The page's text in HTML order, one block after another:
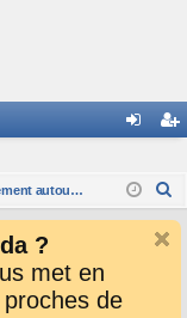
ne cri
Aménagement autour de la véranda
?
met en
de